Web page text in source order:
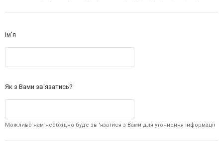
Ім’я
Як з Вами зв'язатись?
Можливо нам необхідно буде зв 'язатися з Вами для уточнення інформації